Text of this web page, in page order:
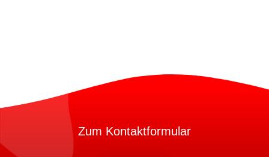
Zum Kontaktformular